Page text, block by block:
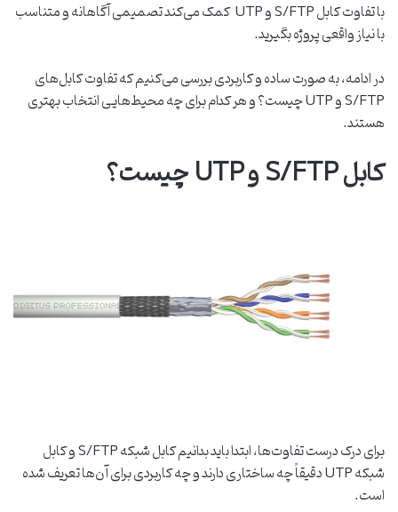
با تفاوت کابل S/FTP و UTP کمک می‌کند تصمیمی آگاهانه و متناسب
با نیاز واقعی پروژه بگیرید.
در ادامه، به ‌صورت ساده و کاربردی بررسی می‌کنیم که تفاوت کابل‌های
S/FTP و UTP چیست؟ و هر کدام برای چه محیط‌هایی انتخاب بهتری
هستند.
کابل S/FTP و UTP چیست؟
برای درک درست تفاوت‌ها، ابتدا باید بدانیم کابل شبکه S/FTP و کابل
شبکه UTP دقیقاً چه ساختاری دارند و چه کاربردی برای آن‌ها تعریف شده
است.